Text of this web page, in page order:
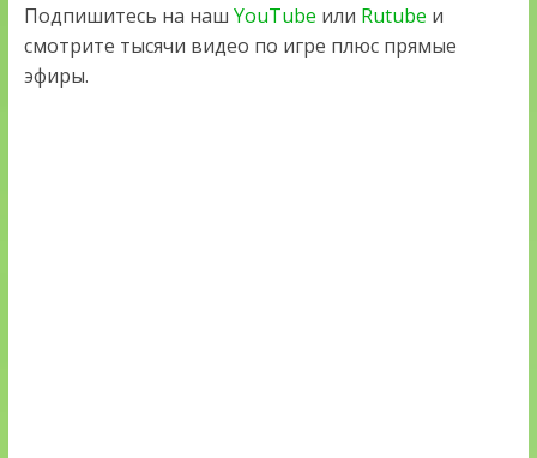
Подпишитесь на наш YouTube или Rutube и
смотрите тысячи видео по игре плюс прямые
эфиры.